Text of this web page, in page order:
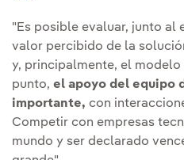
"Es posible evaluar, junto al
valor percibido de la
y, principalmente, el modelo
punto, el apoyo del equipo
importante, con
Competir con empresas
mundo y ser declarado